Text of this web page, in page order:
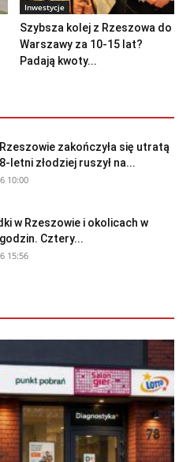
Inwestycje
Szybsza kolej z Rzeszowa do
Warszawy za 10-15 lat?
Padają kwoty...
zakończyła się utratą
letni złodziej ruszył na...
10:00
w Rzeszowie i okolicach w
Cztery...
15:56